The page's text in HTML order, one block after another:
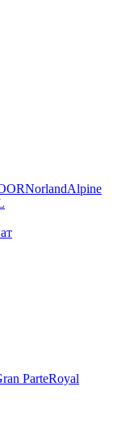
NorlandAlpine
ParteRoyal